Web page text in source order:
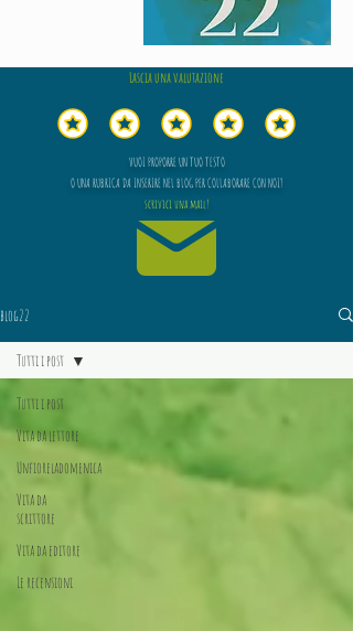
Lascia una valutazione
VUOI PROPORRE UN TUO TESTO
O UNA RUBRICA DA INSERIRE NEL BLOG PER COLLABORARE CON NOI?
scrivici una mail!
blog22
Tutti i post
Vita da lettore
Unfioreladomenica
Vita da
scrittore
Vita da editore
Le recensioni
Tutti i post